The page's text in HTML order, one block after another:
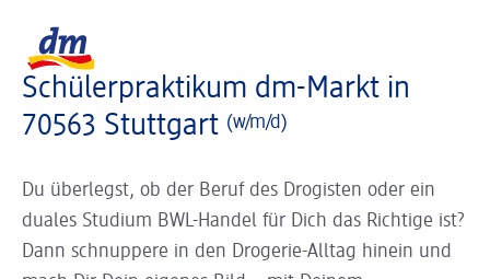
Schülerpraktikum dm-Markt in
70563 Stuttgart (w/m/d)
Du überlegst, ob der Beruf des Drogisten oder ein
duales Studium BWL-Handel für Dich das Richtige ist?
Dann schnuppere in den Drogerie-Alltag hinein und